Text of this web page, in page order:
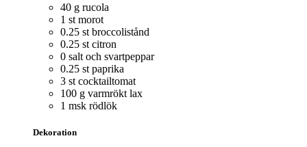
40 g rucola
1 st morot
0.25 st broccolistånd
0.25 st citron
0 salt och svartpeppar
0.25 st paprika
3 st cocktailtomat
100 g varmrökt lax
1 msk rödlök
Dekoration